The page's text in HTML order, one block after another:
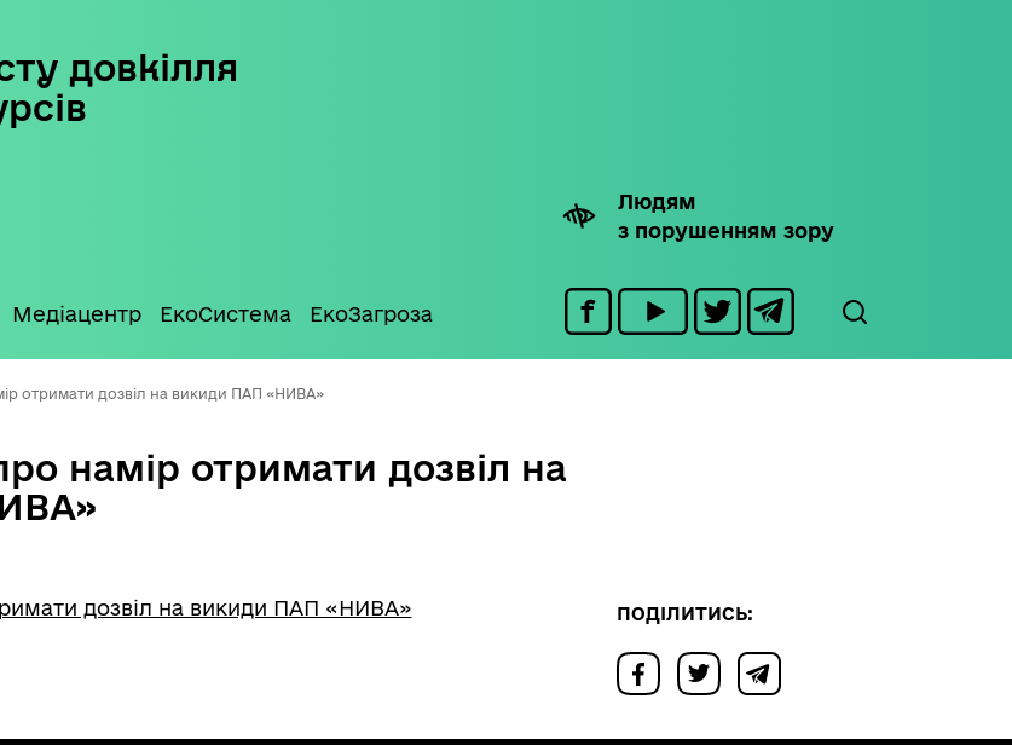
довкілля
Людям
з порушенням зору
Медіацентр ЕкоСистема ЕкоЗагроза
отримати дозвіл на викиди ПАП «НИВА»
намір отримати дозвіл на
дозвіл на викиди ПАП «НИВА» ПОДІЛИТИСЬ: